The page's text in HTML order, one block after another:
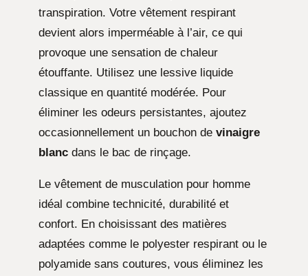
transpiration. Votre vêtement respirant
devient alors imperméable à l’air, ce qui
provoque une sensation de chaleur
étouffante. Utilisez une lessive liquide
classique en quantité modérée. Pour
éliminer les odeurs persistantes, ajoutez
occasionnellement un bouchon de vinaigre
blanc dans le bac de rinçage.
Le vêtement de musculation pour homme
idéal combine technicité, durabilité et
confort. En choisissant des matières
adaptées comme le polyester respirant ou le
polyamide sans coutures, vous éliminez les